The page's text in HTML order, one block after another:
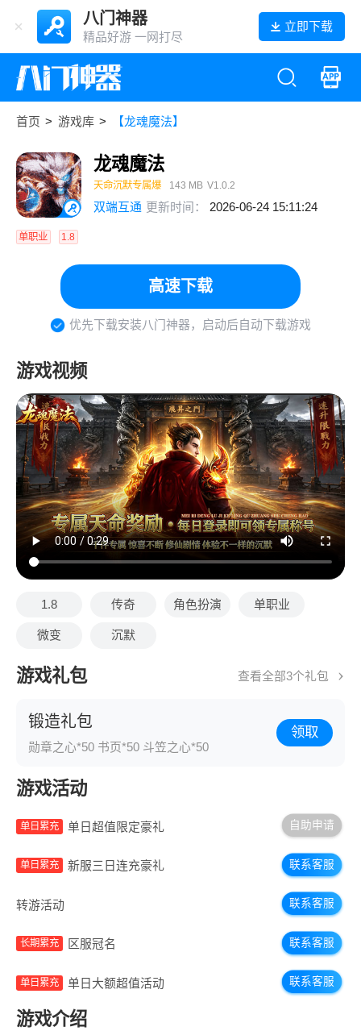
八门神器
精品好游 一网打尽
立即下载
首页 > 游戏库 > 【龙魂魔法】
龙魂魔法
天命沉默专属爆 143 MB V1.0.2
双端互通 更新时间： 2026-06-24 15:11:24
单职业 1.8
高速下载
优先下载安装八门神器，启动后自动下载游戏
游戏视频
1.8 传奇 角色扮演 单职业
微变 沉默
游戏礼包 查看全部3个礼包
锻造礼包
勋章之心*50 书页*50 斗笠之心*50
领取
游戏活动
单日累充 单日超值限定豪礼 自助申请
单日累充 新服三日连充豪礼 联系客服
转游活动 联系客服
长期累充 区服冠名 联系客服
单日累充 单日大额超值活动 联系客服
游戏介绍